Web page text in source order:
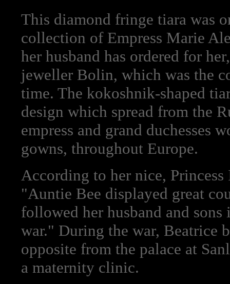
This diamond fringe tiara was
collection of Empress Marie
her husband has ordered for
jeweller Bolin, which was the
time. The kokoshnik-shaped
design which spread from the
empress and grand duchesses
gowns, throughout Europe.
According to her nice,
"Auntie Bee displayed great
followed her husband and
war." During the war, Beatrice
opposite from the palace at
a maternity clinic.